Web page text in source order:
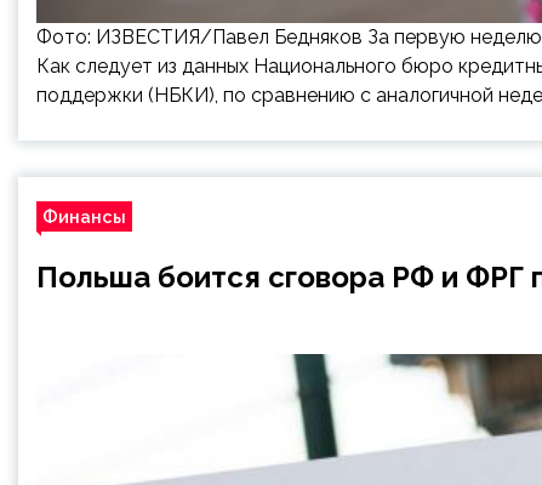
Фото: ИЗВЕСТИЯ/Павел Бедняков За первую неделю
Как следует из данных Национального бюро
поддержки (НБКИ), по сравнению с аналогичной
Финансы
Польша боится сговора РФ и ФРГ